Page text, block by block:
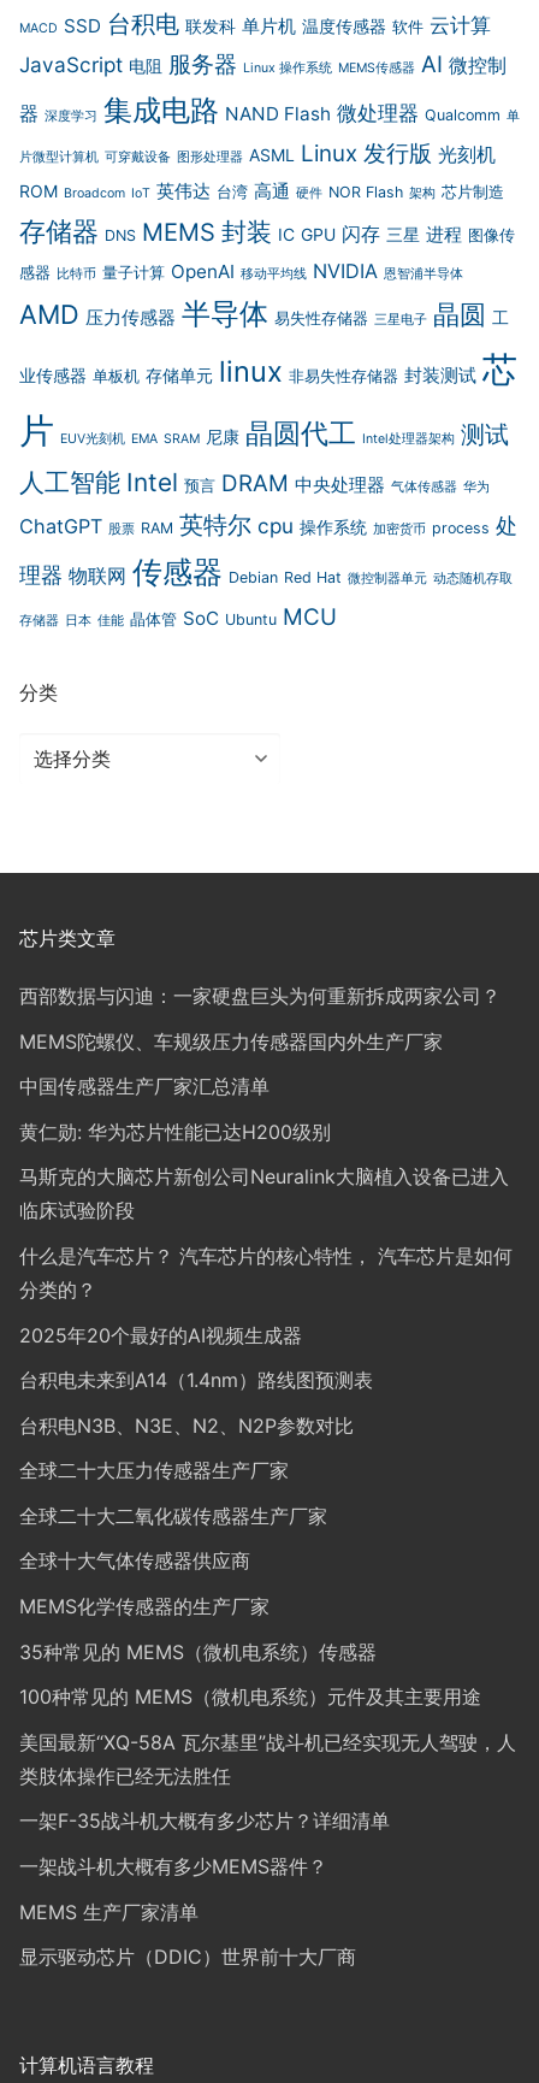
MACD SSD 台积电 联发科 单片机 温度传感器 软件 云计算
JavaScript 电阻 服务器 Linux 操作系统 MEMS传感器 AI 微控制
器 深度学习 集成电路 NAND Flash 微处理器 Qualcomm 单
片微型计算机 可穿戴设备 图形处理器 ASML Linux 发行版 光刻机
ROM Broadcom IoT 英伟达 台湾 高通 硬件 NOR Flash 架构 芯片制造
存储器 DNS MEMS 封装 IC GPU 闪存 三星 进程 图像传
感器 比特币 量子计算 OpenAI 移动平均线 NVIDIA 恩智浦半导体
AMD 压力传感器 半导体 易失性存储器 三星电子 晶圆 工
业传感器 单板机 存储单元 linux 非易失性存储器 封装测试 芯
片 EUV光刻机 EMA SRAM 尼康 晶圆代工 Intel处理器架构 测试
人工智能 Intel 预言 DRAM 中央处理器 气体传感器 华为
ChatGPT 股票 RAM 英特尔 cpu 操作系统 加密货币 process 处
理器 物联网 传感器 Debian Red Hat 微控制器单元 动态随机存取
存储器 日本 佳能 晶体管 SoC Ubuntu MCU
分类
分
芯片类文章
西部数据与闪迪：一家硬盘巨头为何重新拆成两家公司？
MEMS陀螺仪、车规级压力传感器国内外生产厂家
中国传感器生产厂家汇总清单
黄仁勋: 华为芯片性能已达H200级别
马斯克的大脑芯片新创公司Neuralink大脑植入设备已进入
临床试验阶段
什么是汽车芯片？ 汽车芯片的核心特性， 汽车芯片是如何
分类的？
2025年20个最好的AI视频生成器
台积电未来到A14（1.4nm）路线图预测表
台积电N3B、N3E、N2、N2P参数对比
全球二十大压力传感器生产厂家
全球二十大二氧化碳传感器生产厂家
全球十大气体传感器供应商
MEMS化学传感器的生产厂家
35种常见的 MEMS（微机电系统）传感器
100种常见的 MEMS（微机电系统）元件及其主要用途
美国最新“XQ-58A 瓦尔基里”战斗机已经实现无人驾驶，人
类肢体操作已经无法胜任
一架F-35战斗机大概有多少芯片？详细清单
一架战斗机大概有多少MEMS器件？
MEMS 生产厂家清单
显示驱动芯片（DDIC）世界前十大厂商
计算机语言教程